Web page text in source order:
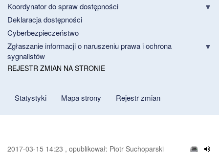
Koordynator do spraw dostępności
Deklaracja dostępności
Cyberbezpieczeństwo
Zgłaszanie informacji o naruszeniu prawa i ochrona
sygnalistów
REJESTR ZMIAN NA STRONIE
Statystyki Mapa strony Rejestr zmian
2017-03-15 14:23 , opublikował: Piotr Suchoparski